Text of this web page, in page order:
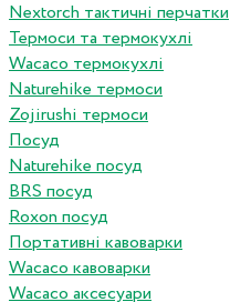
Nextorch тактичні перчатки
Термоси та термокухлі
Wacaco термокухлі
Naturehike термоси
Zojirushi термоси
Посуд
Naturehike посуд
BRS посуд
Roxon посуд
Портативні кавоварки
Wacaco кавоварки
Wacaco аксесуари